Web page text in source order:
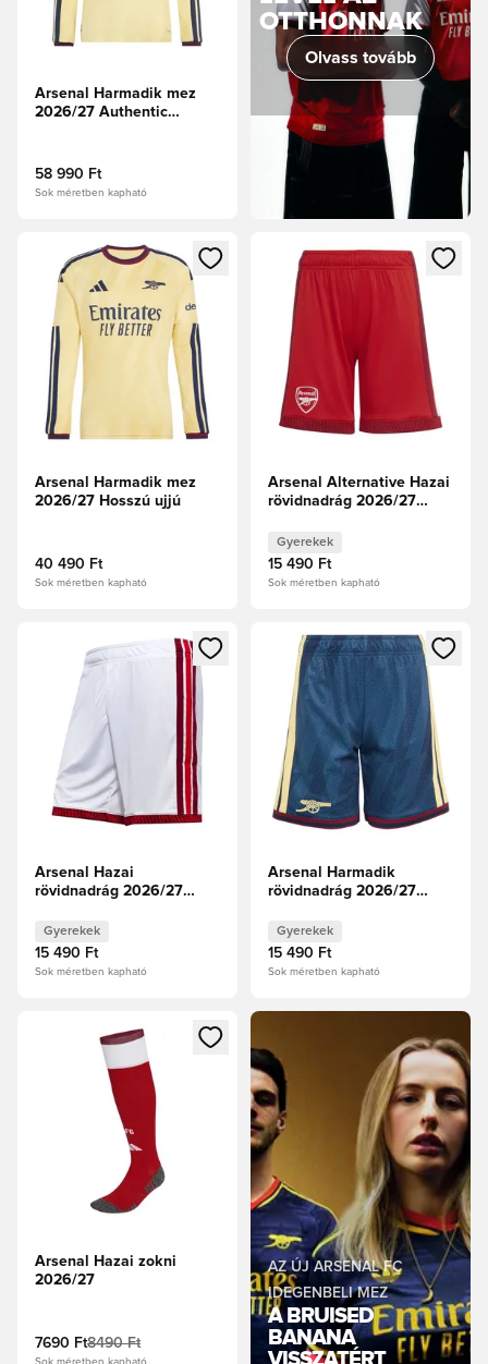
Arsenal Harmadik mez
2026/27 Authentic
58 990 Ft
Sok méretben kapható
OTTHONNAK
Olvass tovább
Megnyit egy modált a bejelentkezéshez vagy a tagként
Arsenal Harmadik mez
2026/27 Hosszú ujjú
40 490 Ft
Sok méretben kapható
Megnyit egy modált a
Arsenal Alternative Hazai
rövidnadrág 2026/27
Gyerekek
15 490 Ft
Sok méretben kapható
Megnyit egy modált a bejelentkezéshez vagy a tagként
Arsenal Hazai
rövidnadrág 2026/27
Gyerekek
15 490 Ft
Sok méretben kapható
Megnyit egy modált a
Arsenal Harmadik
rövidnadrág 2026/27
Gyerekek
15 490 Ft
Sok méretben kapható
Megnyit egy modált a bejelentkezéshez vagy a tagként
Arsenal Hazai zokni
2026/27
7690 Ft8490 Ft
Sok méretben kapható
AZ ÚJ ARSENAL FC
IDEGENBELI MEZ
A BRUISED
BANANA
VISSZATÉRT